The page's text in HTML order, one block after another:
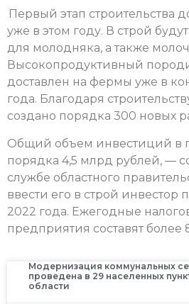
Первый этап строительства
уже в этом году. В строй
для молодняка, а также
Высокопродуктивный
доставлен на фермы уже в
года. Благодаря
создано порядка 300 новых
Общий объем инвестиций в
порядка 4,5 млрд рублей, —
службе областного
ввести его в строй инвестор
2022 года. Ежегодные
предприятия составят
Модернизация коммунальных
проведена в 29 населенных
области